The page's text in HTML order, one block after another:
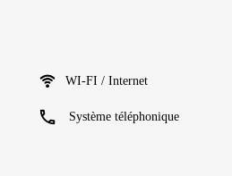
WI-FI / Internet
Système téléphonique